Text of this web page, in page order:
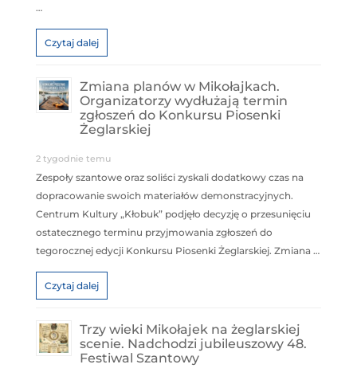
…
Czytaj dalej
Zmiana planów w Mikołajkach.
Organizatorzy wydłużają termin
zgłoszeń do Konkursu Piosenki
Żeglarskiej
2 tygodnie temu
Zespoły szantowe oraz soliści zyskali dodatkowy czas na
dopracowanie swoich materiałów demonstracyjnych.
Centrum Kultury „Kłobuk” podjęło decyzję o przesunięciu
ostatecznego terminu przyjmowania zgłoszeń do
tegorocznej edycji Konkursu Piosenki Żeglarskiej. Zmiana …
Czytaj dalej
Trzy wieki Mikołajek na żeglarskiej
scenie. Nadchodzi jubileuszowy 48.
Festiwal Szantowy